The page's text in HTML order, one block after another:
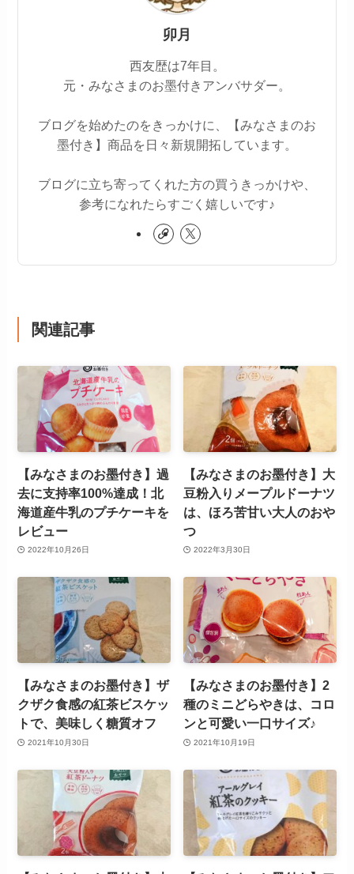
卯月
西友歴は7年目。
元・みなさまのお墨付きアンバサダー。
ブログを始めたのをきっかけに、【みなさまのお
墨付き】商品を日々新規開拓しています。
ブログに立ち寄ってくれた方の買うきっかけや、
参考になれたらすごく嬉しいです♪
関連記事
【みなさまのお墨付き】過
去に支持率100%達成！北
海道産牛乳のプチケーキを
レビュー
2022年10月26日
【みなさまのお墨付き】大
豆粉入りメープルドーナツ
は、ほろ苦甘い大人のおや
つ
2022年3月30日
【みなさまのお墨付き】ザ
クザク食感の紅茶ビスケッ
トで、美味しく糖質オフ
2021年10月30日
【みなさまのお墨付き】2
種のミニどらやきは、コロ
ンと可愛い一口サイズ♪
2021年10月19日